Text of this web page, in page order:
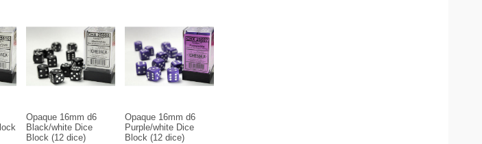
Opaque 16mm d6
Black/white Dice
Block (12 dice)
Opaque 16mm d6
Purple/white Dice
Block (12 dice)